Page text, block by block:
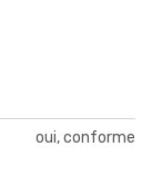
oui, conforme